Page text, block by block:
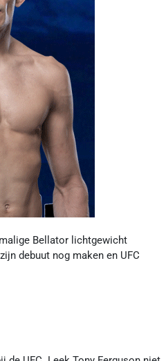
Bellator lichtgewicht
debuut nog maken en UFC